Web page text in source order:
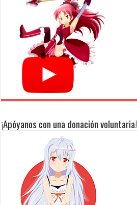
¡Apóyanos con una donación voluntaria!